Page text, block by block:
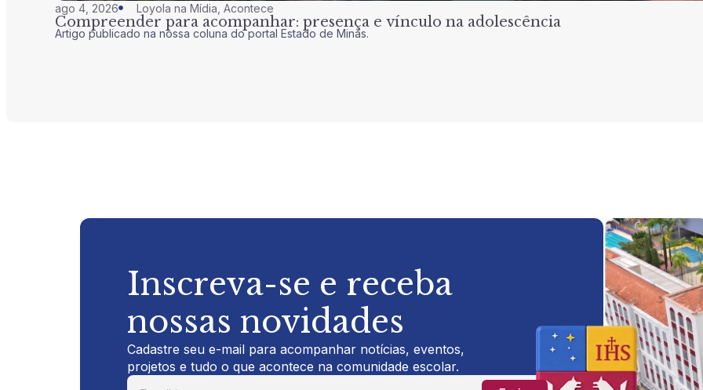
ago 4, 2026 Loyola na Mídia Acontece
Compreender para acompanhar: presença e vínculo na adolescência
Artigo publicado na nossa coluna do portal Estado de Minas.
Inscreva-se e receba
nossas novidades
Cadastre seu e-mail para acompanhar notícias, eventos,
projetos e tudo o que acontece na comunidade escolar.